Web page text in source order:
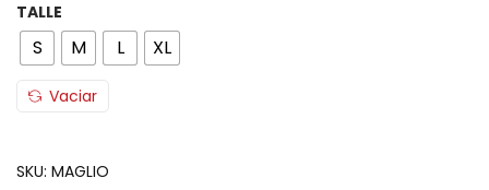
TALLE
S M L XL
Vaciar
SKU: MAGLIO